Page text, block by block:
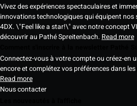
Vivez des expériences spectaculaires et
innovations technologiques qui équipent nos
4DX. \"Feel like a star!\" avec notre concept
découvrir au Pathé Spreitenbach. Read more
Connectez-vous à votre compte ou créez-en
encore et complétez vos préférences dans
Read more
Nous contacter